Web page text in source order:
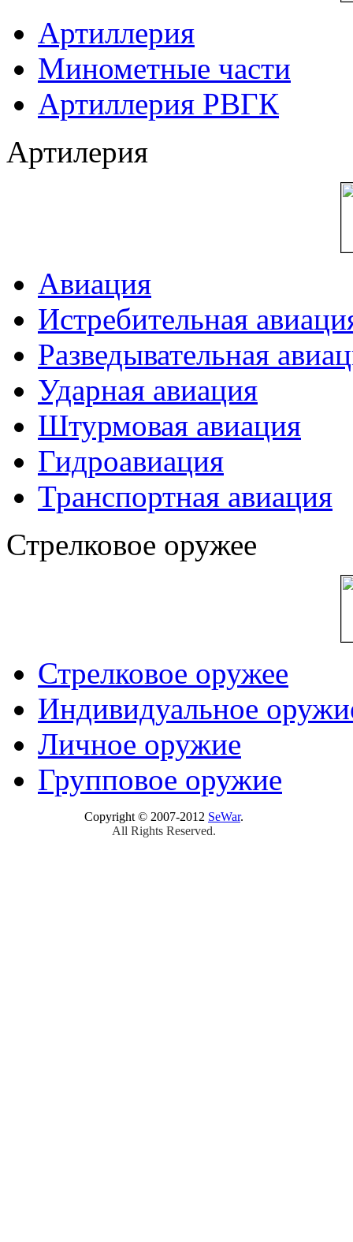
Артиллерия
Минометные части
Артиллерия РВГК
Артилерия
Авиация
Истребительная
Разведывательная
Ударная авиация
Штурмовая авиация
Гидроавиация
Транспортная авиация
Стрелковое оружее
Стрелковое оружее
Индивидуальное
Личное оружие
Групповое оружие
Copyright © 2007-2012 SeWar.
All Rights Reserved.